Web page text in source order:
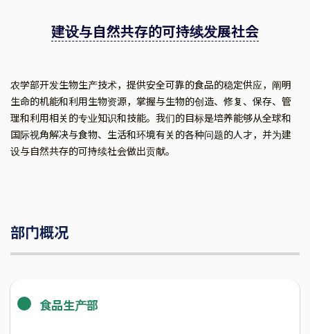
建设与自然共存的可持续发展社会
农学部开发生物生产技术，提供安全可靠的食品的稳定供应，阐明
生命的机能和利用生物资源，掌握与生物的创造、修复、保存、管
理和利用相关的专业知识和技能。我们的目标是培养能够从全球和
国际视角解决与食物、生活和环境有关的各种问题的人才，并为建
设与自然共存的可持续社会做出贡献。
部门概况
食品生产部